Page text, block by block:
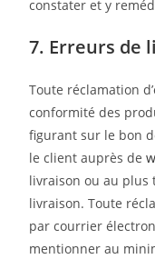
constater et y
7. Erreurs de
Toute réclamation
conformité des
figurant sur le bon
le client auprès de
livraison ou au
livraison. Toute
par courrier
mentionner au